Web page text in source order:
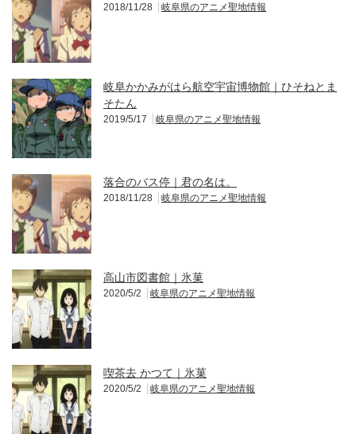
2018/11/28 岐阜県のアニメ聖地情報
岐阜かかみがはら航空宇宙博物館｜ひそねとま
そたん
2019/5/17 岐阜県のアニメ聖地情報
落合のバス停｜君の名は。
2018/11/28 岐阜県のアニメ聖地情報
高山市図書館｜氷菓
2020/5/2 岐阜県のアニメ聖地情報
喫茶去 かつて｜氷菓
2020/5/2 岐阜県のアニメ聖地情報